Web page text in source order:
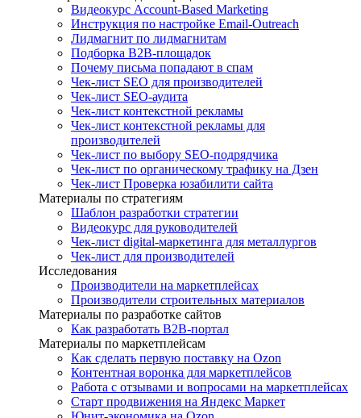
Видеокурс Account-Based Marketing
Инструкция по настройке Email-Outreach
Лидмагнит по лидмагнитам
Подборка B2B-площадок
Почему письма попадают в спам
Чек-лист SEO для производителей
Чек-лист SEO-аудита
Чек-лист контекстной рекламы
Чек-лист контекстной рекламы для
производителей
Чек-лист по выбору SEO-подрядчика
Чек-лист по органическому трафику на Дзен
Чек-лист Проверка юзабилити сайта
Материалы по стратегиям
Шаблон разработки стратегии
Видеокурс для руководителей
Чек-лист digital-маркетинга для металлургов
Чек-лист для производителей
Исследования
Производители на маркетплейсах
Производители строительных материалов
Материалы по разработке сайтов
Как разработать B2B-портал
Материалы по маркетплейсам
Как сделать первую поставку на Ozon
Контентная воронка для маркетплейсов
Работа с отзывами и вопросами на маркетплейсах
Старт продвижения на Яндекс Маркет